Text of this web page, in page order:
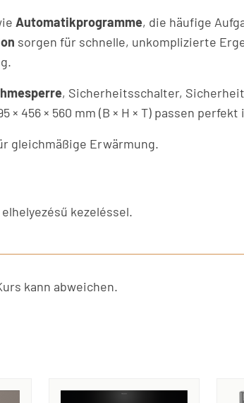
Automatikprogramme, die häufige
sorgen für schnelle, unkomplizierte
, Sicherheitsschalter,
456 × 560 mm (B × H × T) passen
gleichmäßige Erwärmung.
kezeléssel.
kann abweichen.